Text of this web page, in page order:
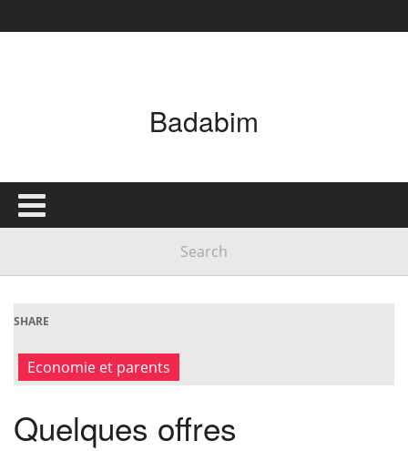
Badabim
SHARE
Economie et parents
Quelques offres